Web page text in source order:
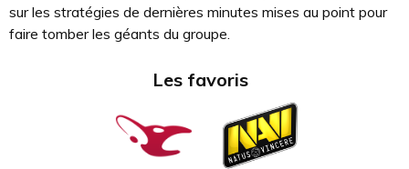
sur les stratégies de dernières minutes mises au point pour
faire tomber les géants du groupe.
Les favoris